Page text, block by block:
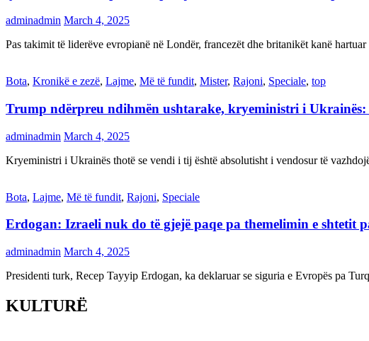
adminadmin March 4, 2025
Pas takimit të liderëve evropianë në Londër, francezët dhe britanikët kanë
Bota, Kronikë e zezë, Lajme, Më të fundit, Mister, Rajoni, Speciale, top
Trump ndërpreu ndihmën ushtarake, kryeministri i
adminadmin March 4, 2025
Kryeministri i Ukrainës thotë se vendi i tij është absolutisht i vendosur të
Bota, Lajme, Më të fundit, Rajoni, Speciale
Erdogan: Izraeli nuk do të gjejë paqe pa themelimin e shtetit
adminadmin March 4, 2025
Presidenti turk, Recep Tayyip Erdogan, ka deklaruar se siguria e Evropës pa
KULTURË